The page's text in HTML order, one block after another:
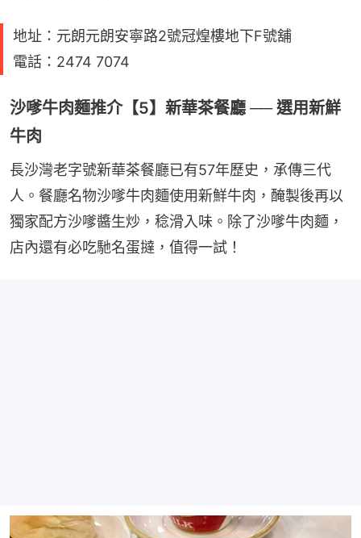
地址：元朗元朗安寧路2號冠煌樓地下F號舖
電話：2474 7074
沙嗲牛肉麵推介【5】新華茶餐廳 ── 選用新鮮
牛肉
長沙灣老字號新華茶餐廳已有57年歷史，承傳三代
人。餐廳名物沙嗲牛肉麵使用新鮮牛肉，醃製後再以
獨家配方沙嗲醬生炒，稔滑入味。除了沙嗲牛肉麵，
店內還有必吃馳名蛋撻，值得一試！